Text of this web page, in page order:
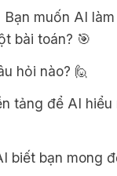
Bạn muốn AI
bài toán? 🎯
hỏi nào? 🙋
tảng để AI hiểu
biết bạn mong